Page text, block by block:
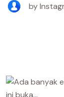
by